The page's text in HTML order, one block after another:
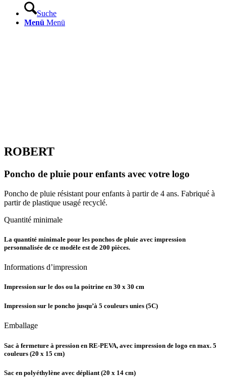
Suche
Menü Menü
ROBERT
Poncho de pluie pour enfants avec votre logo
Poncho de pluie résistant pour enfants à partir de 4 ans. Fabriqué à
partir de plastique usagé recyclé.
Quantité minimale
La quantité minimale pour les ponchos de pluie avec impression
personnalisée de ce modèle est de 200 pièces.
Informations d’impression
Impression sur le dos ou la poitrine en 30 x 30 cm
Impression sur le poncho jusqu’à 5 couleurs unies (5C)
Emballage
Sac à fermeture à pression en RE-PEVA, avec impression de logo en max. 5
couleurs (20 x 15 cm)
Sac en polyéthylène avec dépliant (20 x 14 cm)